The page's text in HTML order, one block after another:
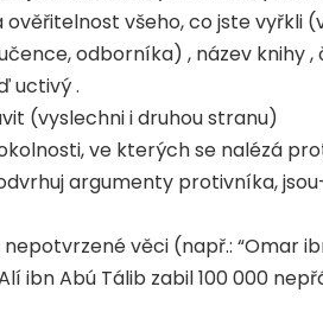
ověřitelnost všeho, co jste vyřkli
odborníka) , název knihy
uctivý .
(vyslechni i druhou stranu)
ve kterých se nalézá
argumenty protivníka,
nepotvrzené věci (např.: “Omar
ibn Abú Tálib zabil 100 000